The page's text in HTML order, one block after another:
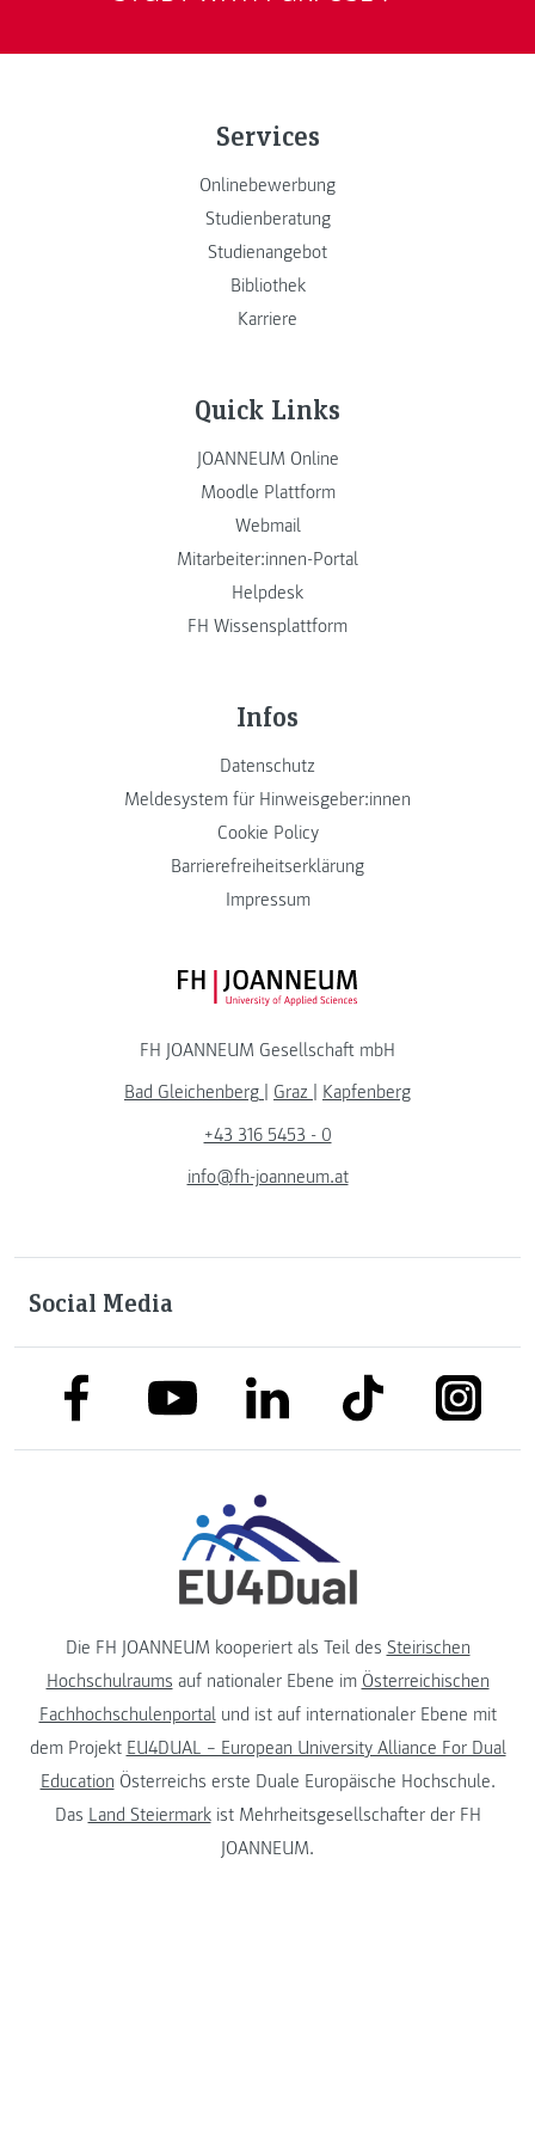
Services
Onlinebewerbung
Studienberatung
Studienangebot
Bibliothek
Karriere
Quick Links
JOANNEUM Online
Moodle Plattform
Webmail
Mitarbeiter:innen-Portal
Helpdesk
FH Wissensplattform
Infos
Datenschutz
Meldesystem für Hinweisgeber:innen
Cookie Policy
Barrierefreiheitserklärung
Impressum
FH JOANNEUM Logo
FH JOANNEUM Gesellschaft mbH
Bad Gleichenberg
Graz
Kapfenberg
+43 316 5453 - 0
info@fh-joanneum.at
Social Media
link to facebooklink to youtubelink to linkedinlink to tiktok
Die FH JOANNEUM kooperiert als Teil des Steirischen
Hochschulraums auf nationaler Ebene im Österreichischen
Fachhochschulenportalund ist auf internationaler Ebene mit
dem Projekt EU4DUAL – European University Alliance For Dual
Education Österreichs erste Duale Europäische Hochschule.
Das Land Steiermarkist Mehrheitsgesellschafter der FH
JOANNEUM.